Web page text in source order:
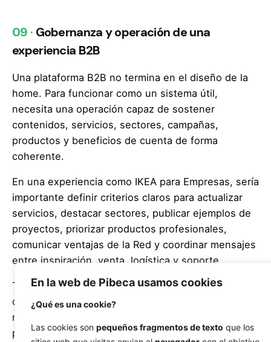
En la web de Pibeca usamos cookies
¿Qué es una cookie?
Las cookies son pequeños fragmentos de texto que los
09 · Gobernanza y operación de una
experiencia B2B
Una plataforma B2B no termina en el diseño de la
home. Para funcionar como un sistema útil,
necesita una operación capaz de sostener
contenidos, servicios, sectores, campañas,
productos y beneficios de cuenta de forma
coherente.
En una experiencia como IKEA para Empresas, sería
importante definir criterios claros para actualizar
servicios, destacar sectores, publicar ejemplos de
proyectos, priorizar productos profesionales,
comunicar ventajas de la Red y coordinar mensajes
entre inspiración, venta, logística y soporte.
También haría falta cuidar la relación entre
contenido global y adaptación local. Las
necesidades de una oficina, un hotel o un comercio
pueden repetirse entre mercados, pero las